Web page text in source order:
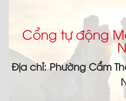
Cổng tự động
Địa chỉ: Phường Cẩm